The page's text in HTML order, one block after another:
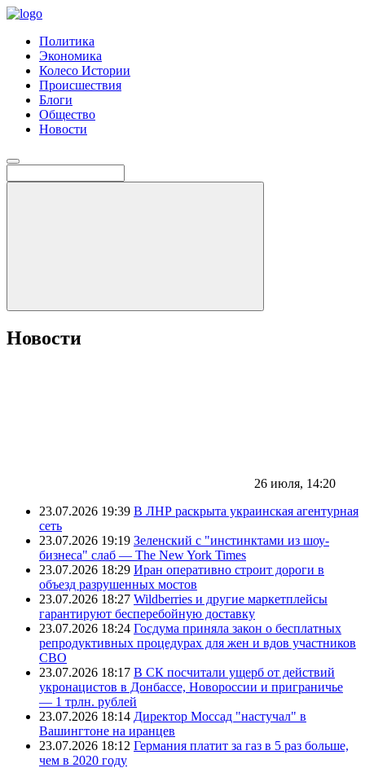
Политика
Экономика
Колесо Истории
Происшествия
Блоги
Общество
Новости
Новости
26 июля, 14:20
23.07.2026 19:39 В ЛНР раскрыта украинская агентурная
сеть
23.07.2026 19:19 Зеленский с "инстинктами из шоу-
бизнеса" слаб — The New York Times
23.07.2026 18:29 Иран оперативно строит дороги в
объезд разрушенных мостов
23.07.2026 18:27 Wildberries и другие маркетплейсы
гарантируют бесперебойную доставку
23.07.2026 18:24 Госдума приняла закон о бесплатных
репродуктивных процедурах для жен и вдов участников
СВО
23.07.2026 18:17 В СК посчитали ущерб от действий
укронацистов в Донбассе, Новороссии и приграничье
— 1 трлн. рублей
23.07.2026 18:14 Директор Моссад "настучал" в
Вашингтоне на иранцев
23.07.2026 18:12 Германия платит за газ в 5 раз больше,
чем в 2020 году